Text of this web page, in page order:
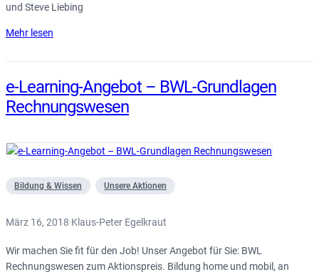
und Steve Liebing
Mehr lesen
e-Learning-Angebot – BWL-Grundlagen
Rechnungswesen
Bildung & Wissen Unsere Aktionen
März 16, 2018·Klaus-Peter Egelkraut
Wir machen Sie fit für den Job! Unser Angebot für Sie: BWL
Rechnungswesen zum Aktionspreis. Bildung home und mobil, an